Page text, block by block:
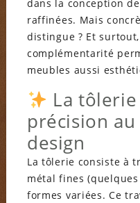
dans la conception
raffinées. Mais
distingue ? Et
complémentarité
meubles aussi
La
précision
design
La tôlerie consiste à
métal fines
formes variées. Ce